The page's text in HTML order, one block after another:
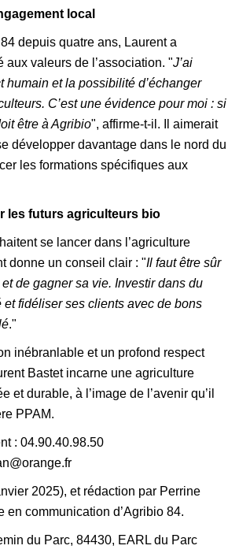
local
depuis quatre ans, Laurent a
aux valeurs de l’association. "J’ai
humain et la possibilité d’échanger
C’est une évidence pour moi : si
être à Agribio", affirme-t-il. Il aimerait
développer davantage dans le nord du
les formations spécifiques aux
les futurs agriculteurs bio
se lancer dans l’agriculture
donne un conseil clair : "Il faut être sûr
de gagner sa vie. Investir dans du
et fidéliser ses clients avec de bons
."
inébranlable et un profond respect
Bastet incarne une agriculture
et durable, à l’image de l’avenir qu’il
PPAM.
: 04.90.40.98.50
2025), et rédaction par Perrine
en communication d’Agribio 84.
du Parc, 84430, EARL du Parc